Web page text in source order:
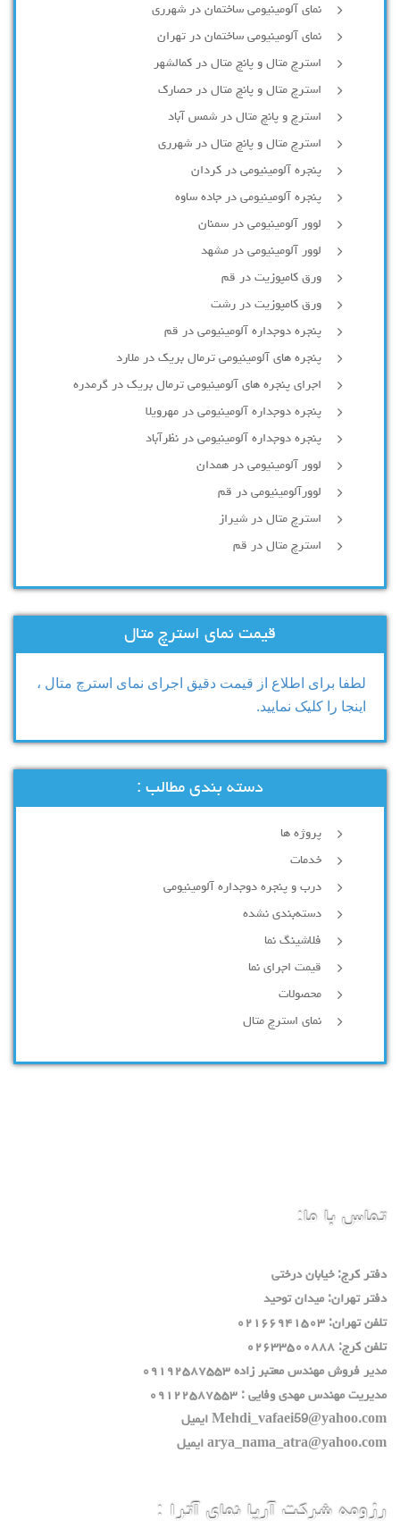
نمای آلومینیومی ساختمان در شهرری
نمای آلومینیومی ساختمان در تهران
استرچ متال و پانچ متال در کمالشهر
استرچ متال و پانچ متال در حصارك
استرچ و پانچ متال در شمس آباد
استرچ متال و پانچ متال در شهرری
پنجره آلومینیومی در کردان
پنجره آلومینیومی در جاده ساوه
لوور آلومینیومی در سمنان
لوور آلومینیومی در مشهد
ورق کامپوزیت در قم
ورق کامپوزیت در رشت
پنجره دوجداره آلومينيومی در قم
پنجره های آلومینیومی ترمال بریک در ملارد
اجرای پنجره های آلومینیومی ترمال بریک در گرمدره
پنجره دوجداره آلومینیومی در مهرویلا
پنجره دوجداره آلومینیومی در نظرآباد
لوور آلومینیومی در همدان
لوورآلومینیومی در قم
استرچ متال در شیراز
استرچ متال در قم
قیمت نمای استرچ متال
لطفا برای اطلاع از قیمت دقیق اجرای نمای استرچ متال ،
اینجا را کلیک نمایید.
دسته بندی مطالب :
پروژه ها
خدمات
درب و پنجره دوجداره آلومینیومی
دسته‌بندی نشده
فلاشینگ نما
قیمت اجرای نما
محصولات
نمای استرچ متال
تماس با ما:
دفتر كرج: خيابان درختي
دفتر تهران: ميدان توحيد
تلفن تهران: ٠٢١٦٦٩٤١٥٠٣
تلفن كرج: ٠٢٦٣٣٥٠٠٨٨٨
مدير فروش مهندس معتبر زاده ٠٩١٩٢٥٨٧٥٥٣
مديريت مهندس مهدي وفايي : ٠٩١٢٢٥٨٧٥٥٣
Mehdi_vafaei59@yahoo.com ايميل
arya_nama_atra@yahoo.com ايميل
رزومه شرکت آریا نمای آترا :